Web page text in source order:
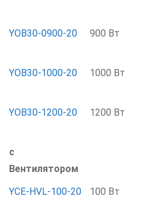
YOB30-0900-20 900 Вт
YOB30-1000-20 1000 Вт
YOB30-1200-20 1200 Вт
с
Вентилятором
YCE-HVL-100-20
100 Вт